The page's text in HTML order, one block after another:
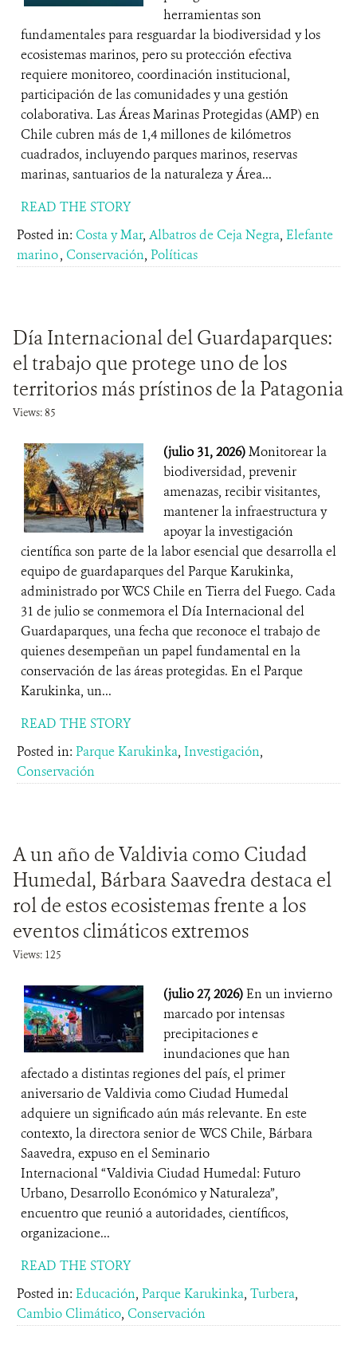
herramientas son
fundamentales para resguardar la biodiversidad y los
ecosistemas marinos, pero su protección efectiva
requiere monitoreo, coordinación institucional,
participación de las comunidades y una gestión
colaborativa. Las Áreas Marinas Protegidas (AMP) en
Chile cubren más de 1,4 millones de kilómetros
cuadrados, incluyendo parques marinos, reservas
marinas, santuarios de la naturaleza y Área...
READ THE STORY
Posted in: Costa y Mar, Albatros de Ceja Negra, Elefante
marino, Conservación, Políticas
Día Internacional del Guardaparques:
el trabajo que protege uno de los
territorios más prístinos de la Patagonia
Views: 85
(julio 31, 2026)Monitorear la
biodiversidad, prevenir
amenazas, recibir visitantes,
mantener la infraestructura y
apoyar la investigación
científica son parte de la labor esencial que desarrolla el
equipo de guardaparques del Parque Karukinka,
administrado por WCS Chile en Tierra del Fuego. Cada
31 de julio se conmemora el Día Internacional del
Guardaparques, una fecha que reconoce el trabajo de
quienes desempeñan un papel fundamental en la
conservación de las áreas protegidas. En el Parque
Karukinka, un...
READ THE STORY
Posted in: Parque Karukinka, Investigación,
Conservación
A un año de Valdivia como Ciudad
Humedal, Bárbara Saavedra destaca el
rol de estos ecosistemas frente a los
eventos climáticos extremos
Views: 125
(julio 27, 2026)En un invierno
marcado por intensas
precipitaciones e
inundaciones que han
afectado a distintas regiones del país, el primer
aniversario de Valdivia como Ciudad Humedal
adquiere un significado aún más relevante. En este
contexto, la directora senior de WCS Chile, Bárbara
Saavedra, expuso en el Seminario
Internacional “Valdivia Ciudad Humedal: Futuro
Urbano, Desarrollo Económico y Naturaleza”,
encuentro que reunió a autoridades, científicos,
organizacione...
READ THE STORY
Posted in: Educación, Parque Karukinka, Turbera,
Cambio Climático, Conservación